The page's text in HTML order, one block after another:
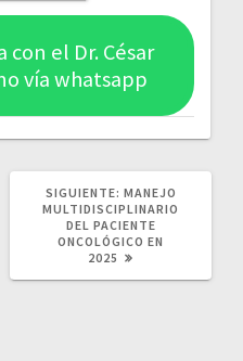
con el Dr. César
vía whatsapp
SIGUIENTE: SIGUIENTE
POST:
MANEJO
MULTIDISCIPLINARIO
DEL PACIENTE
ONCOLÓGICO EN
2025